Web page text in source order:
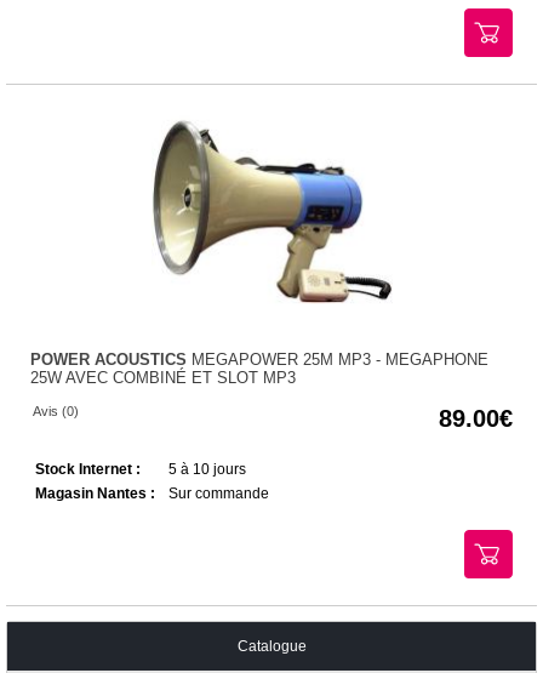
POWER ACOUSTICS MEGAPOWER 25M MP3 - MEGAPHONE
25W AVEC COMBINÉ ET SLOT MP3
Avis (0) 89.00
Stock Internet :
5 à 10 jours
Magasin Nantes :
Sur commande
Catalogue